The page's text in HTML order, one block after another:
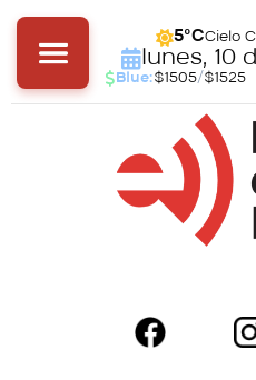
5°CCielo
lunes, 10
Blue:$1505/$1525